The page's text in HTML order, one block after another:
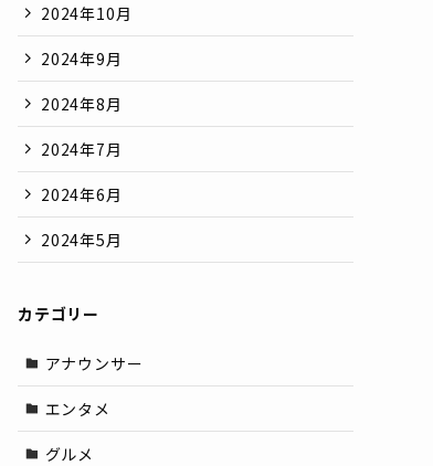
2024年10月
2024年9月
2024年8月
2024年7月
2024年6月
2024年5月
カテゴリー
アナウンサー
エンタメ
グルメ